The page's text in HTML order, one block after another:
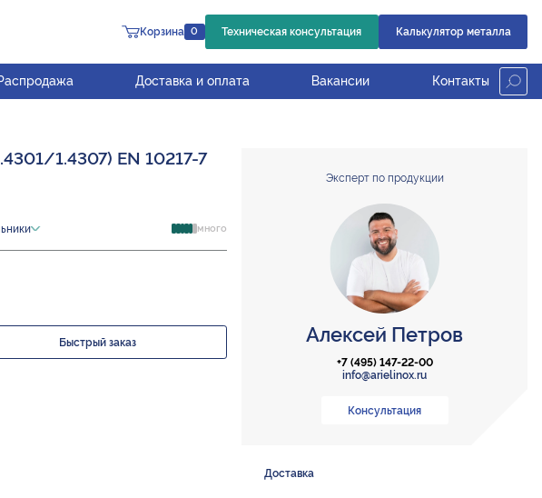
Корзина 0 Техническая консультация Калькулятор металла
Доставка и оплата Вакансии Контакты
1.4307) EN 10217-7
много
Быстрый заказ
Эксперт по продукции
Алексей Петров
+7 (495) 147-22-00
info@arielinox.ru
Консультация
Доставка